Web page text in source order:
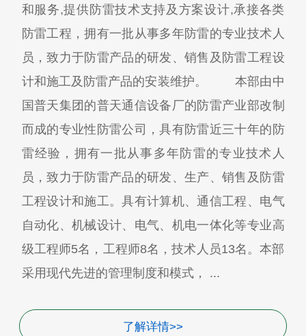
和服务,提供防雷技术支持及方案设计,承接各类
防雷工程，拥有一批从事多年防雷的专业技术人
员，致力于防雷产品的研发、销售及防雷工程设
计和施工及防雷产品的安装维护。 本部由中
国普天集团的普天通信设备厂的防雷产业部改制
而成的专业性防雷公司，具有防雷近三十年的防
雷经验，拥有一批从事多年防雷的专业技术人
员，致力于防雷产品的研发、生产、销售及防雷
工程设计和施工。具有计算机、通信工程、电气
自动化、机械设计、电气、机电一体化等专业高
级工程师5名，工程师8名，技术人员13名。本部
采用现代先进的管理制度和模式， ...
了解详情>>